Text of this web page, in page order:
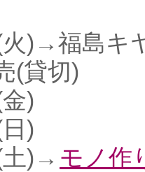
火)→福島キ
(貸切)
)
)
土)→ モノ作